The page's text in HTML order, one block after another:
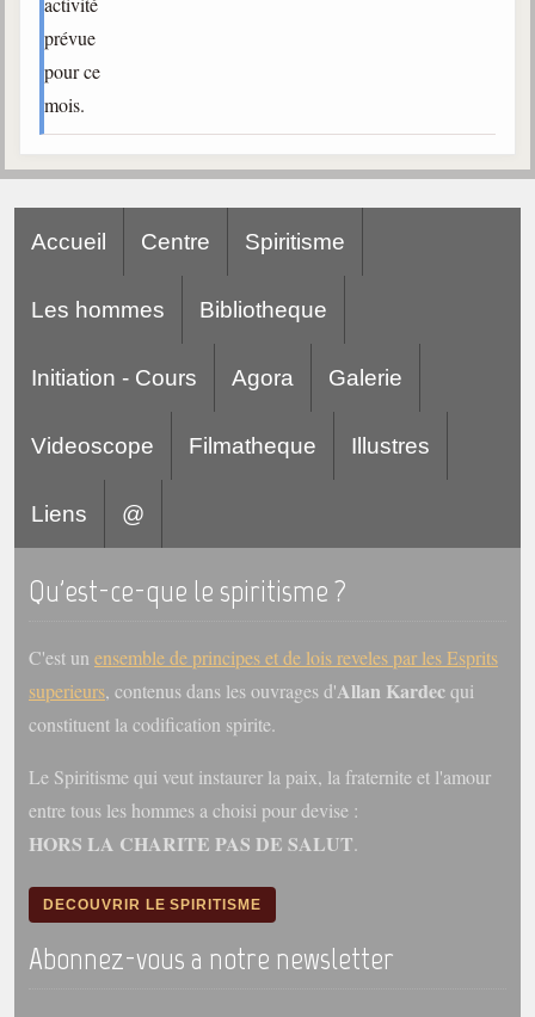
Galerie photos
Filmothèque
Vidéos courtes de Divaldo
Liens spirites
France
Médias spirites
prévue
pour ce
mois.
Accueil Centre Spiritisme
Les hommes Bibliotheque
Initiation - Cours Agora Galerie
Videoscope Filmatheque Illustres
Liens @
Qu'est-ce-que le spiritisme ?
C'est un ensemble de principes et de lois reveles par les Esprits
superieurs, contenus dans les ouvrages d'Allan Kardecqui
constituent la codification spirite.
Le Spiritisme qui veut instaurer la paix, la fraternite et l'amour
entre tous les hommes a choisi pour devise :
HORS LA CHARITE PAS DE SALUT.
DECOUVRIR LE SPIRITISME
Abonnez-vous a notre newsletter